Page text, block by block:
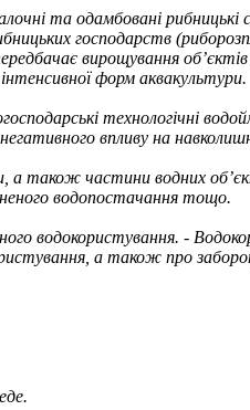
та одамбовані рибницькі
господарств
вирощування
форм аквакультури.
технологічні
впливу на
а також частини водних
водопостачання тощо.
водокористування. -
а також про